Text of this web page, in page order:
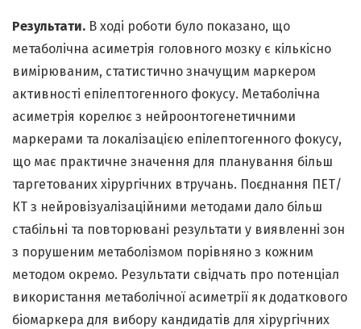
Результати. В ході роботи було показано, що
метаболічна асиметрія головного мозку є кількісно
вимірюваним, статистично значущим маркером
активності епілептогенного фокусу. Метаболічна
асиметрія корелює з нейроонтогенетичними
маркерами та локалізацією епілептогенного фокусу,
що має практичне значення для планування більш
таргетованих хірургічних втручань. Поєднання ПЕТ/
КТ з нейровізуалізаційними методами дало більш
стабільні та повторювані результати у виявленні зон
з порушеним метаболізмом порівняно з кожним
методом окремо. Результати свідчать про потенціал
використання метаболічної асиметрії як додаткового
біомаркера для вибору кандидатів для хірургічних